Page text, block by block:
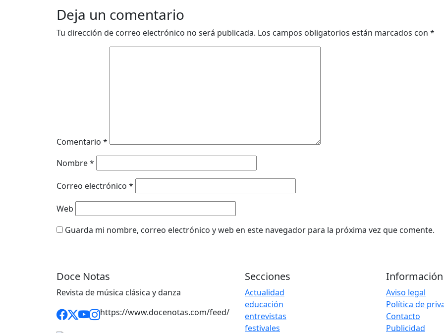
Deja un comentario
Tu dirección de correo electrónico no será publicada. Los campos obligatorios están marcados con *
Comentario *
Nombre*
Correo electrónico *
Web
Guarda mi nombre, correo electrónico y web en este navegador para la próxima vez que comente.
Doce Notas
Revista de música clásica y danza
https://www.docenotas.com/feed/
Secciones
Actualidad
educación
entrevistas
festivales
Información
Aviso legal
Política de
Contacto
Publicidad